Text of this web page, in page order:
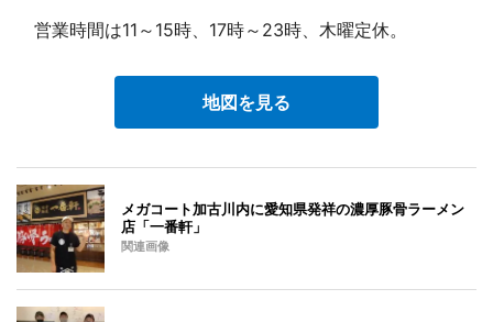
営業時間は11～15時、17時～23時、木曜定休。
地図を見る
メガコート加古川内に愛知県発祥の濃厚豚骨ラーメン
店「一番軒」
関連画像